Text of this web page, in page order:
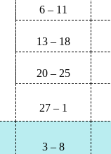
6 – 11
13 – 18
20 – 25
27 – 1
3 – 8